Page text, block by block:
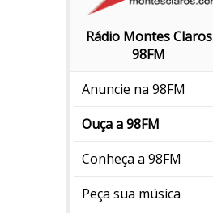
Rádio Montes Claros
98FM
Anuncie na 98FM
Ouça a 98FM
Conheça a 98FM
Peça sua música